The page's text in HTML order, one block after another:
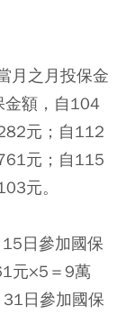
月之月投保金
金額，自104
元；自112
元；自115
元。
日參加國保
元×5＝9萬
日參加國保